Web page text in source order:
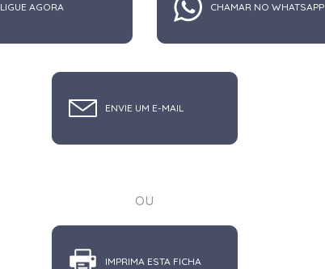
LIGUE AGORA CHAMAR NO WHATSAPP
ENVIE UM E-MAIL
ou
IMPRIMA ESTA FICHA